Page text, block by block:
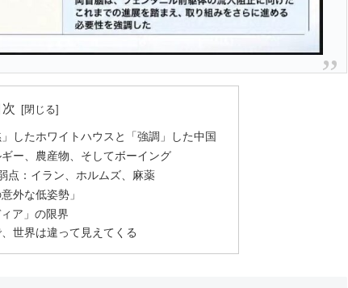
次
したホワイトハウスと「強調」した中国
ー、農産物、そしてボーイング
点：イラン、ホルムズ、麻薬
外な低姿勢」
ア」の限界
世界は違って見えてくる